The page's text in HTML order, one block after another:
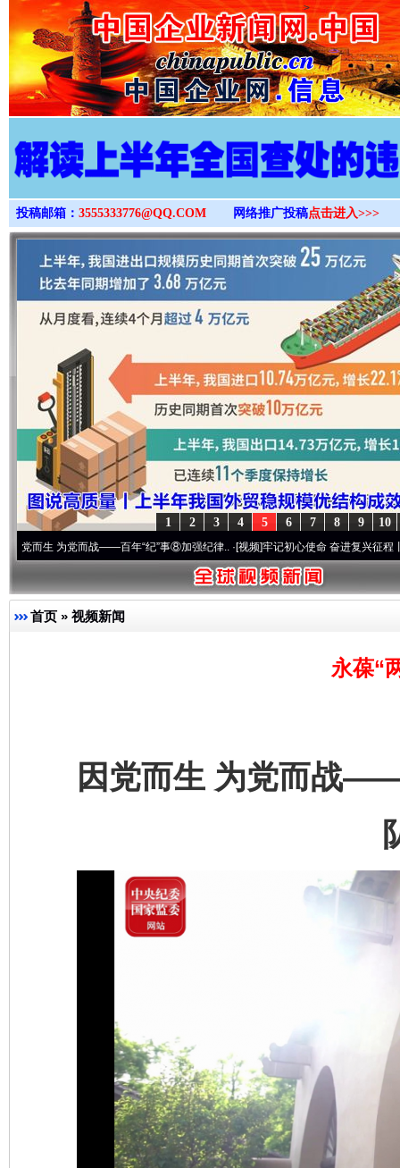
>
投稿邮箱： 3555333776@QQ.COM 网络推广投稿点击进入>>>
10
9
8
7
6
5
4
3
2
1
为党而战——百年“纪”事⑧加强纪律..·[视频]牢记初心使命 奋进复兴征程丨“转折之城
首页 » 视频新闻
永葆“
因党而生 为党而战